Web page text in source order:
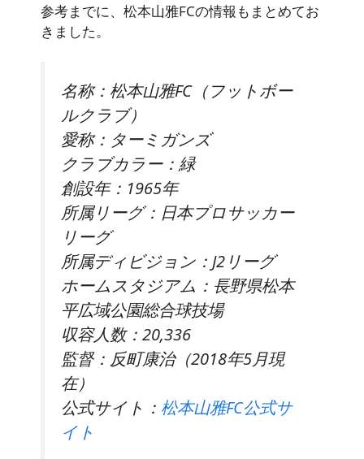
参考までに、松本山雅FCの情報もまとめてお
きました。
名称：松本山雅FC（フットボー
ルクラブ）
愛称：ターミガンズ
クラブカラー：緑
創設年：1965年
所属リーグ：日本プロサッカー
リーグ
所属ディビジョン：J2リーグ
ホームスタジアム：長野県松本
平広域公園総合球技場
収容人数：20,336
監督：反町康治（2018年5月現
在）
公式サイト： 松本山雅FC公式サ
イト